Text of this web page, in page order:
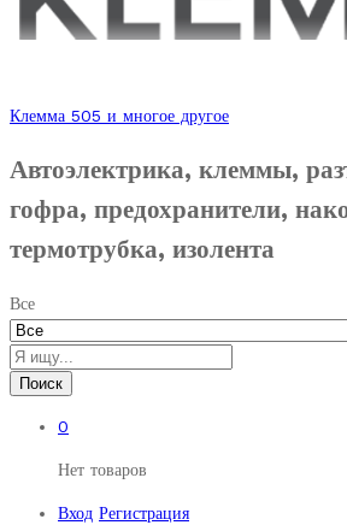
Клемма 505 и многое другое
Автоэлектрика, клеммы,
гофра, предохранители,
термотрубка, изолента
Все
Поиск
0
Нет товаров
Вход Регистрация